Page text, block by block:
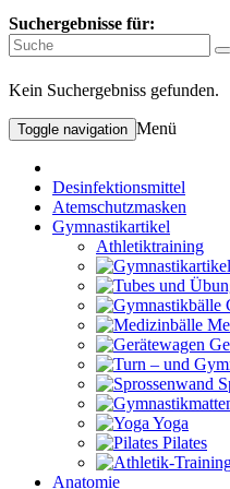
Suchergebnisse für:
Kein Suchergebniss gefunden.
Toggle navigation Menü
Desinfektionsmittel
Atemschutzmasken
Gymnastikartikel
Athletiktraining
Yoga
Pilates
Anatomie